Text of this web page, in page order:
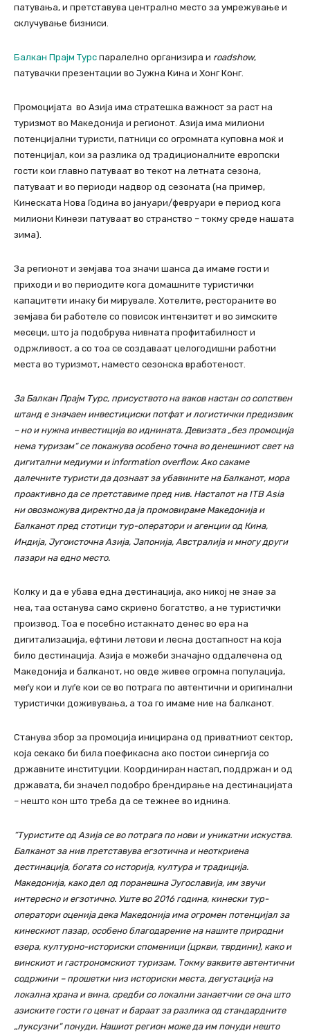
патувања, и претставува централно место за умрежување и
склучување бизниси.
Балкан Прајм Турс паралелно организира и roadshow,
патувачки презентации во Јужна Кина и Хонг Конг.
Промоцијата во Азија има стратешка важност за раст на
туризмот во Македонија и регионот. Азија има милиони
потенцијални туристи, патници со огромната куповна моќ и
потенцијал, кои за разлика од традиционалните европски
гости кои главно патуваат во текот на летната сезона,
патуваат и во периоди надвор од сезоната (на пример,
Кинеската Нова Година во јануари/февруари е период кога
милиони Кинези патуваат во странство – токму среде нашата
зима).
За регионот и земјава тоа значи шанса да имаме гости и
приходи и во периодите кога домашните туристички
капацитети инаку би мирувале. Хотелите, рестораните во
земјава би работеле со повисок интензитет и во зимските
месеци, што ја подобрува нивната профитабилност и
одржливост, а со тоа се создаваат целогодишни работни
места во туризмот, наместо сезонска вработеност.
За Балкан Прајм Турс, присуството на ваков настан со сопствен
штанд е значаен инвестициски потфат и логистички предизвик
– но и нужна инвестиција во иднината. Девизата „без промоција
нема туризам“ се покажува особено точна во денешниот свет на
дигитални медиуми и information overflow. Ако сакаме
далечните туристи да дознаат за убавините на Балканот, мора
проактивно да се претставиме пред нив. Настапот на ITB Asia
ни овозможува директно да ја промовираме Македонија и
Балканот пред стотици тур-оператори и агенции од Кина,
Индија, Југоисточна Азија, Јапонија, Австралија и многу други
пазари на едно место.
Колку и да е убава една дестинација, ако никој не знае за
неа, таа останува само скриено богатство, а не туристички
производ. Тоа е посебно истакнато денес во ера на
дигитализација, ефтини летови и лесна достапност на која
било дестинација. Азија е можеби значајно оддалечена од
Македонија и балканот, но овде живее огромна популација,
меѓу кои и луѓе кои се во потрага по автентични и оригинални
туристички доживувања, а тоа го имаме ние на балканот.
Станува збор за промоција иницирана од приватниот сектор,
која секако би била поефикасна ако постои синергија со
државните институции. Координиран настап, поддржан и од
државата, би значел подобро брендирање на дестинацијата
– нешто кон што треба да се тежнее во иднина.
“Туристите од Азија се во потрага по нови и уникатни искуства.
Балканот за нив претставува егзотична и неоткриена
дестинација, богата со историја, култура и традиција.
Македонија, како дел од поранешна Југославија, им звучи
интересно и егзотично. Уште во 2016 година, кинески тур-
оператори оценија дека Македонија има огромен потенцијал за
кинескиот пазар, особено благодарение на нашите природни
езера, културно-историски споменици (цркви, тврдини), како и
винскиот и гастрономскиот туризам. Токму ваквите автентични
содржини – прошетки низ историски места, дегустација на
локална храна и вина, средби со локални занаетчии се она што
азиските гости го ценат и бараат за разлика од стандардните
„луксузни“ понуди. Нашиот регион може да им понуди нешто